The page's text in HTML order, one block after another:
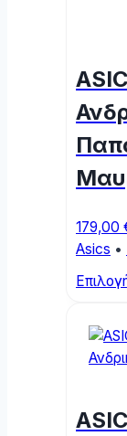
179,00
Asics •